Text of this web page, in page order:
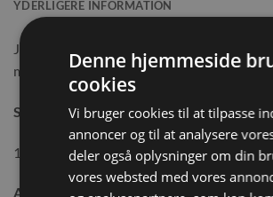
YDERLIGERE INFORMATION
JR Farm Gulerodschips er nænsomt
masser af vitaminer og et ekstra højt
Størrelse:125g
100% gulerødder
Analyse: protein 8,8%, fedt 1,8%, fibre
Denne hjemmeside
cookies
Vi bruger cookies til at tilpasse
annoncer og til at analysere
deler også oplysninger om din
vores websted med vores